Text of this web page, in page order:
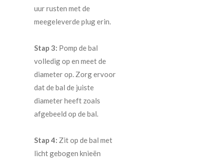
uur rusten met de
meegeleverde plug erin.
Stap 3: Pomp de bal
volledig op en meet de
diameter op. Zorg ervoor
dat de bal de juiste
diameter heeft zoals
afgebeeld op de bal.
Stap 4: Zit op de bal met
licht gebogen knieën